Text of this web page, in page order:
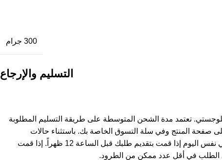
300 جرام
التسليم والإرجاع
تعتمد مدة الشحن المتوسطة على طريقة التسليم المطلوبة
صفحة المنتج وفي سلة التسوق الخاصة بك. باستثناء حالات
استثنائية، يتم شحن المنتجات في نفس اليوم إذا قمت بتقديم طلبك قبل الساعة 12 ظهراً. إذا قمت
في أقل عدد ممكن من الطرود.